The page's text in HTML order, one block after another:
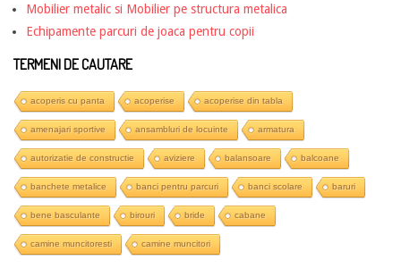
Mobilier metalic si Mobilier pe structura metalica
Echipamente parcuri de joaca pentru copii
TERMENI DE CAUTARE
acoperis cu panta acoperise acoperise din tabla
amenajari sportive ansambluri de locuinte armatura
autorizatie de constructie aviziere balansoare balcoane
banchete metalice banci pentru parcuri banci scolare baruri
bene basculante birouri bride cabane
camine muncitoresti camine muncitori